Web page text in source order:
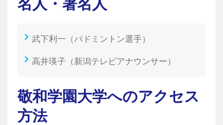
武下利一（バドミントン選手）
高井瑛子（新潟テレビアナウンサー）
敬和学園大学へのアクセス
方法